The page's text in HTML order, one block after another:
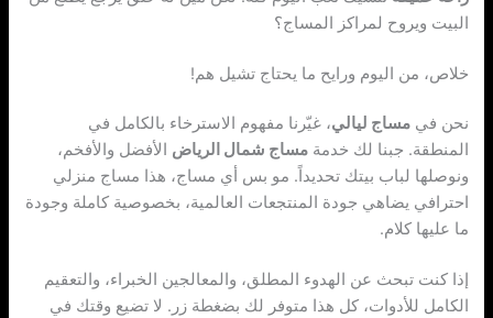
البيت ويروح لمراكز المساج؟
خلاص، من اليوم ورايح ما يحتاج تشيل هم!
نحن فيمساج ليالي، غيّرنا مفهوم الاسترخاء بالكامل في
المنطقة. جبنا لك خدمةمساج شمال الرياض الأفضل والأفخم،
ونوصلها لباب بيتك تحديداً. مو بس أي مساج، هذا مساج منزلي
احترافي يضاهي جودة المنتجعات العالمية، بخصوصية كاملة وجودة
ما عليها كلام.
إذا كنت تبحث عن الهدوء المطلق، والمعالجين الخبراء، والتعقيم
الكامل للأدوات، كل هذا متوفر لك بضغطة زر. لا تضيع وقتك في